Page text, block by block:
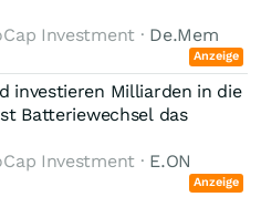
Investment · De.Mem
Anzeige
investieren Milliarden in die
Batteriewechsel das
Investment · E.ON
Anzeige